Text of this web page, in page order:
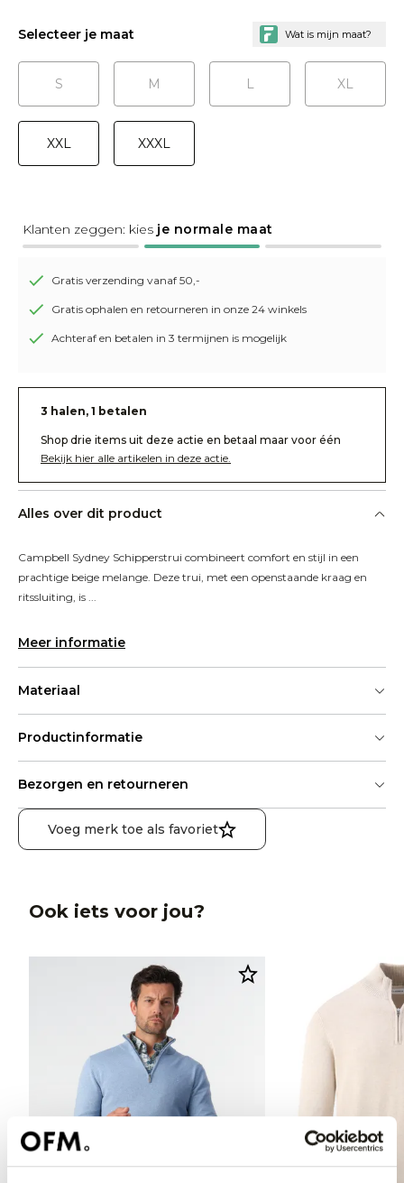
Selecteer je maat
S M L XL
XXL XXXL
Klanten zeggen: kies je normale maat
Gratis verzending vanaf 50,-
Gratis ophalen en retourneren in onze 24 winkels
Achteraf en betalen in 3 termijnen is mogelijk
3 halen, 1 betalen
Shop drie items uit deze actie en betaal maar voor één
Bekijk hier alle artikelen in deze actie.
Alles over dit product
Campbell Sydney Schipperstrui combineert comfort en stijl in een
prachtige beige melange. Deze trui, met een openstaande kraag en
ritssluiting, is ...
Meer informatie
Materiaal
Productinformatie
Bezorgen en retourneren
Voeg merk toe als favoriet
Ook iets voor jou?